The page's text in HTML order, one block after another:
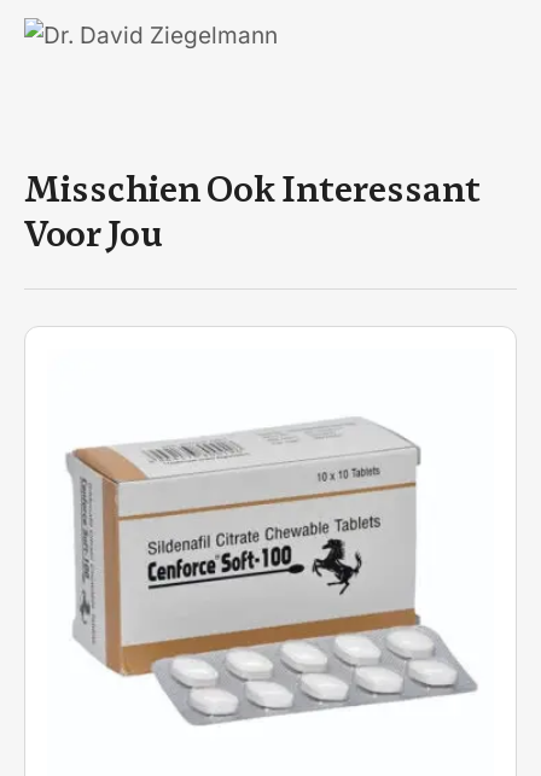
Misschien Ook Interessant
Voor Jou